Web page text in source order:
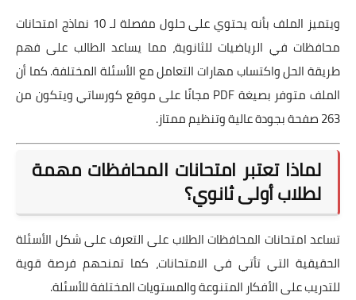
ويتميز الملف بأنه يحتوي على حلول مفصلة لـ 10 نماذج امتحانات
محافظات في الرياضيات للثانوية، مما يساعد الطالب على فهم
طريقة الحل واكتساب مهارات التعامل مع الأسئلة المختلفة. كما أن
الملف متوفر بصيغة PDF مجانًا على موقع كورساتي ويتكون من
263 صفحة بجودة عالية وتنظيم ممتاز.
لماذا تعتبر امتحانات المحافظات مهمة
لطلاب أولى ثانوي؟
تساعد امتحانات المحافظات الطلاب على التعرف على شكل الأسئلة
الحقيقية التي تأتي في الامتحانات، كما تمنحهم فرصة قوية
للتدريب على الأفكار المتنوعة والمستويات المختلفة للأسئلة.